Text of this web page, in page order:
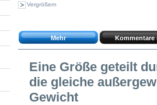
Vergrößern
Mehr Kommentare
Eine Größe geteilt
die gleiche
Gewicht